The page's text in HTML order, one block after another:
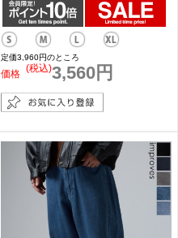
定価3,960円のところ
価格 3,560円
(税込)